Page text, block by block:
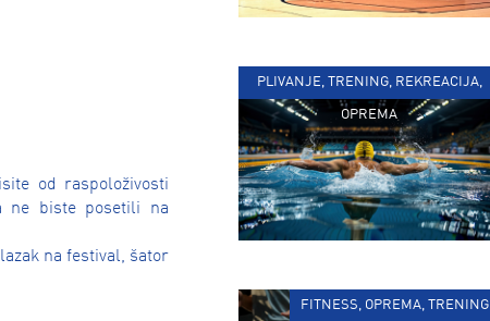
od raspoloživosti
ne biste posetili na
na festival, šator
PLIVANJE, TRENING, REKREACIJA,
OPREMA
FITNESS, OPREMA, TRENING